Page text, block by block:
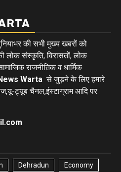
की सभी मुख्य खबरों को
लोक संस्कृति, विरासतों, लोक
राजनीतिक व धार्मिक
Warta से जुड़ने के लिए हमारे
ट्यूब चैनल,इंस्टाग्राम आदि पर
Dehradun Economy